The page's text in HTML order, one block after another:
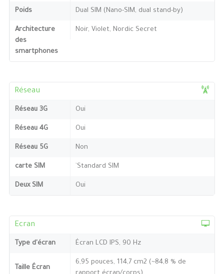
Poids Dual SIM (Nano-SIM, dual stand-by)
Architecture
des
smartphones
Noir, Violet, Nordic Secret
Réseau
Réseau 3G Oui
Réseau 4G Oui
Réseau 5G Non
carte SIM `Standard SIM
Deux SIM Oui
Ecran
Type d'écran Écran LCD IPS, 90 Hz
Taille Écran
6,95 pouces, 114,7 cm2 (~84,8 % de